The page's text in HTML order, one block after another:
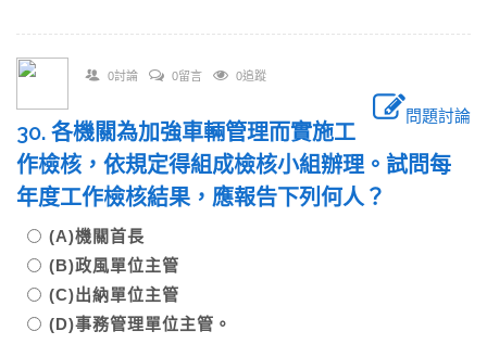
0討論 0留言 0追蹤
問題討論
30. 各機關為加強車輛管理而實施工
作檢核，依規定得組成檢核小組辦理。試問每
年度工作檢核結果，應報告下列何人？
(A)機關首長
(B)政風單位主管
(C)出納單位主管
(D)事務管理單位主管。